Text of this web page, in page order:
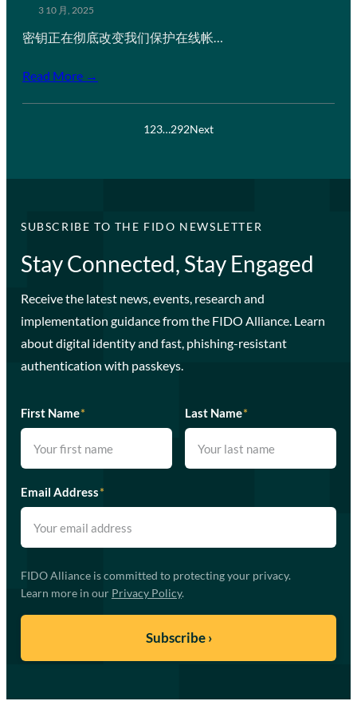
3 10 月, 2025
密钥正在彻底改变我们保护在线帐…
Read More →
123…292Next
SUBSCRIBE TO THE FIDO NEWSLETTER
Stay Connected, Stay Engaged
Receive the latest news, events, research and
implementation guidance from the FIDO Alliance. Learn
about digital identity and fast, phishing-resistant
authentication with passkeys.
First Name* Last Name*
Email Address*
FIDO Alliance is committed to protecting your privacy.
Learn more in our Privacy Policy.